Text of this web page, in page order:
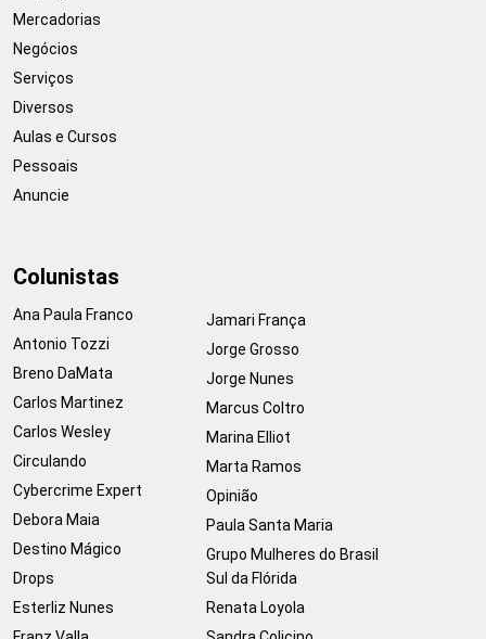
Mercadorias
Negócios
Serviços
Diversos
Aulas e Cursos
Pessoais
Anuncie
Colunistas
Ana Paula Franco
Antonio Tozzi
Breno DaMata
Carlos Martinez
Carlos Wesley
Circulando
Cybercrime Expert
Debora Maia
Destino Mágico
Drops
Esterliz Nunes
Jamari França
Jorge Grosso
Jorge Nunes
Marcus Coltro
Marina Elliot
Marta Ramos
Opinião
Paula Santa Maria
Grupo Mulheres do Brasil
Sul da Flórida
Renata Loyola